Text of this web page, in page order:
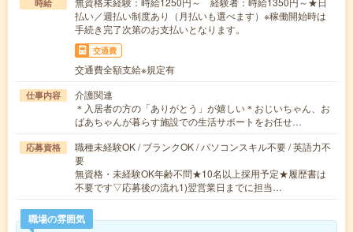
時給
払い／週払い制度あり（月払いも選べます）※稼働開始時は
手続き完了次第のお支払いとなります。
交通費
交通費全額支給※規定有
仕事内容
介護関連
＊入居者の方の「ありがとう」が嬉しい＊おじいちゃん、お
ばあちゃんが暮らす施設での生活サポートをお任せ…
応募資格
職種未経験OK / ブランクOK / パソコンスキル不要 / 英語力不
要
無資格・未経験OK年齢不問★10名以上採用予定★履歴書は
不要です▽応募後の流れ1)翌営業日までに担当…
職場の雰囲気